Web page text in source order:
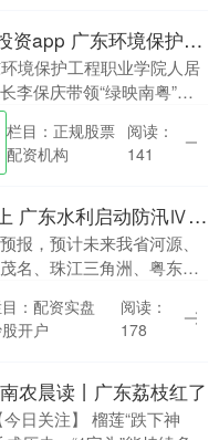
股票杠杆的投资app 广东环境保护工程职业学院“绿映南粤”团队赴连平开展专项赛调研
境保护工程职业学院人居
李保庆带领“绿映南粤”师
市连平县开展专项调研走
力量赋能县域乡村振兴与
栏目：正规股票
配资机构
阅读：
141
联华证券线上 广东水利启动防汛Ⅳ级应急响应
报，预计未来我省河源、
名、珠江三角洲、粤东等
雨局部大暴雨。为切实做
防御工作联华证券线上，
利....
：配资实盘
开户
阅读：
178
农晨读丨广东荔枝红了
日关注】 榴莲“跌下神